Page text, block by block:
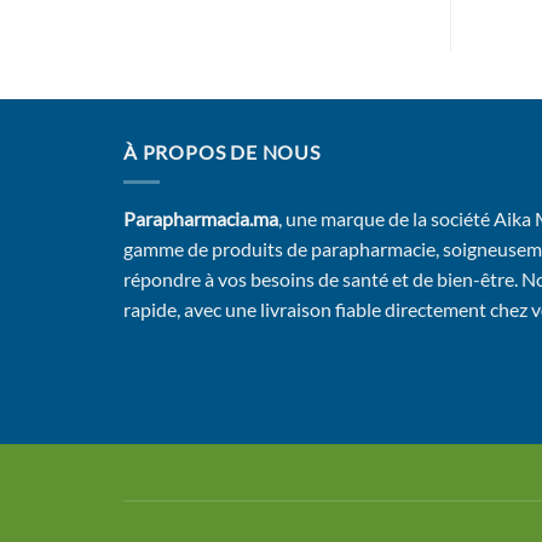
À PROPOS DE NOUS
Parapharmacia.ma , une marque de la société
gamme de produits de parapharmacie,
répondre à vos besoins de santé et de bien-être.
rapide, avec une livraison fiable directement chez